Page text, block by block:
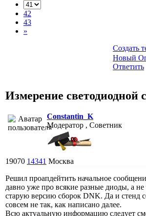
42
43
»
Создать
Новый
Ответить
Измерение светодиодной
Constantin_K
Модератор , Советник
19070 14341 Москва
Решил проапдейтить начальное
давно уже про всякие разные диоды, а
старую версию сборок DNK. Да и стенд
совсем не так, как написано далее.
Всю актуальную информацию следует